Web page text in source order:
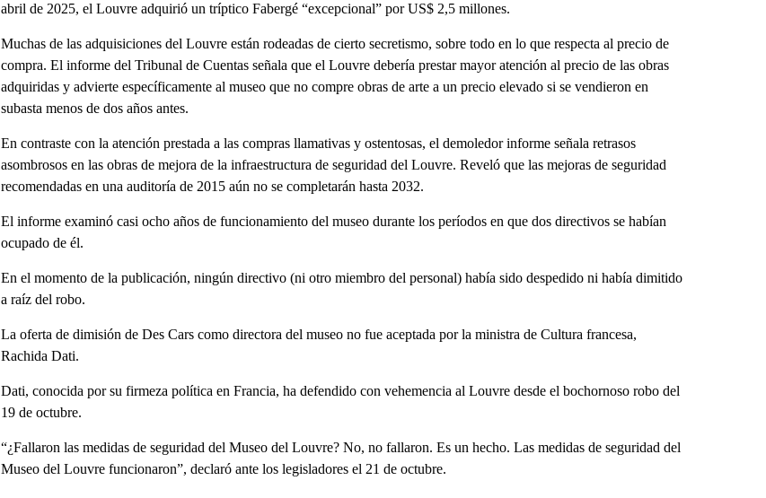
abril de 2025, el Louvre adquirió un tríptico Fabergé “excepcional” por US$ 2,5 millones.
Muchas de las adquisiciones del Louvre están rodeadas de cierto secretismo, sobre todo en lo que respecta al precio de
compra. El informe del Tribunal de Cuentas señala que el Louvre debería prestar mayor atención al precio de las obras
adquiridas y advierte específicamente al museo que no compre obras de arte a un precio elevado si se vendieron en
subasta menos de dos años antes.
En contraste con la atención prestada a las compras llamativas y ostentosas, el demoledor informe señala retrasos
asombrosos en las obras de mejora de la infraestructura de seguridad del Louvre. Reveló que las mejoras de seguridad
recomendadas en una auditoría de 2015 aún no se completarán hasta 2032.
El informe examinó casi ocho años de funcionamiento del museo durante los períodos en que dos directivos se habían
ocupado de él.
En el momento de la publicación, ningún directivo (ni otro miembro del personal) había sido despedido ni había dimitido
a raíz del robo.
La oferta de dimisión de Des Cars como directora del museo no fue aceptada por la ministra de Cultura francesa,
Rachida Dati.
Dati, conocida por su firmeza política en Francia, ha defendido con vehemencia al Louvre desde el bochornoso robo del
19 de octubre.
“¿Fallaron las medidas de seguridad del Museo del Louvre? No, no fallaron. Es un hecho. Las medidas de seguridad del
Museo del Louvre funcionaron”, declaró ante los legisladores el 21 de octubre.